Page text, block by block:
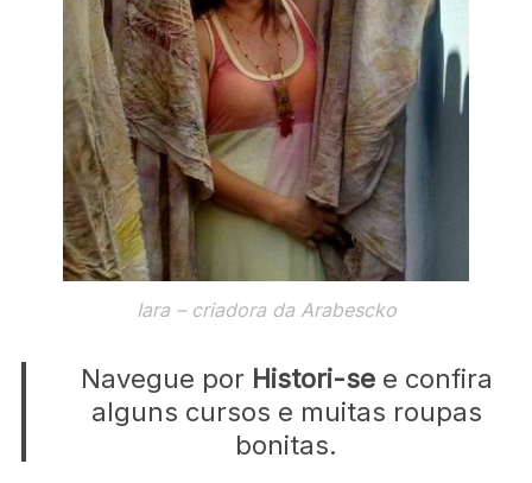
Iara – criadora da Arabescko
Navegue por Histori-see confira
alguns cursos e muitas roupas
bonitas.